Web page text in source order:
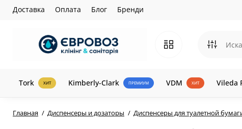
Доставка Оплата Блог Бренди
Tork ХИТ Kimberly-Clark ПРЕМИУМ VDM ХИТ Vileda
Главная Диспенсеры и дозаторы Диспенсеры для туалетной